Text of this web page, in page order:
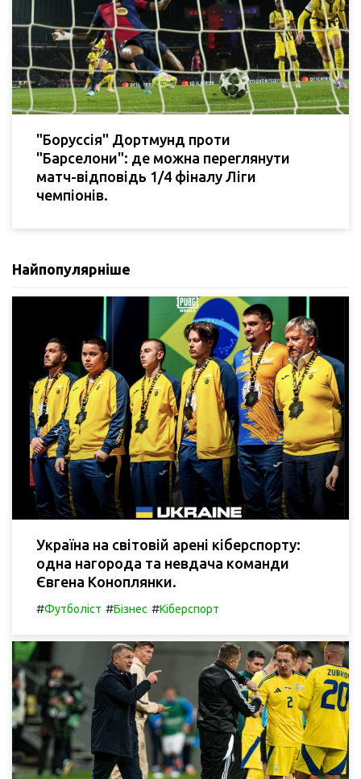
"Боруссія" Дортмунд проти
"Барселони": де можна переглянути
матч-відповідь 1/4 фіналу Ліги
чемпіонів.
Найпопулярніше
Україна на світовій арені кіберспорту:
одна нагорода та невдача команди
Євгена Коноплянки.
#Футболіст #Бізнес #Кіберспорт